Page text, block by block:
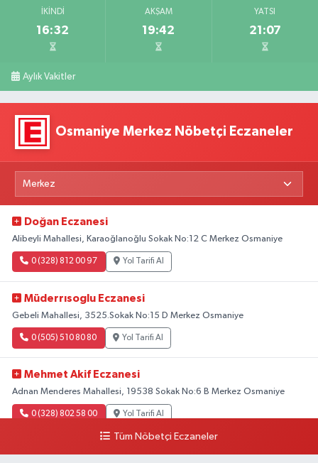
İKINDI
16:32
AKŞAM
19:42
YATSI
21:07
Aylık Vakitler
Osmaniye Merkez Nöbetçi Eczaneler
Doğan Eczanesi
Alibeyli Mahallesi, Karaoğlanoğlu Sokak No:12 C Merkez Osmaniye
0 (328) 812 00 97 Yol Tarifi Al
Müderrısoglu Eczanesi
Gebeli Mahallesi, 3525.Sokak No:15 D Merkez Osmaniye
0 (505) 510 80 80 Yol Tarifi Al
Mehmet Akif Eczanesi
Adnan Menderes Mahallesi, 19538 Sokak No:6 B Merkez Osmaniye
0 (328) 802 58 00 Yol Tarifi Al
Tüm Nöbetçi Eczaneler